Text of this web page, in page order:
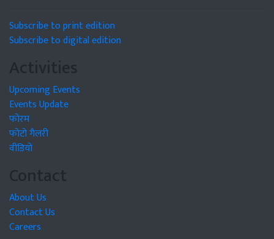
Subscribe to print edition
Subscribe to digital edition
Activities
Upcoming Events
Events Update
फोरम
फोटो गैलरी
वीडियो
Contact
About Us
Contact Us
Careers